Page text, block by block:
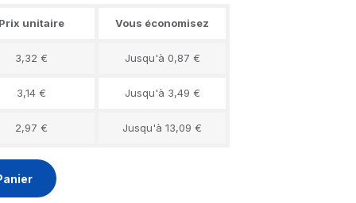
Prix unitaire Vous économisez
3,32 € Jusqu'à 0,87 €
3,14 € Jusqu'à 3,49 €
2,97 € Jusqu'à 13,09 €